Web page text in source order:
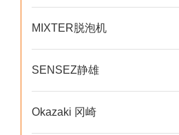
MIXTER脱泡机
SENSEZ静雄
Okazaki 冈崎